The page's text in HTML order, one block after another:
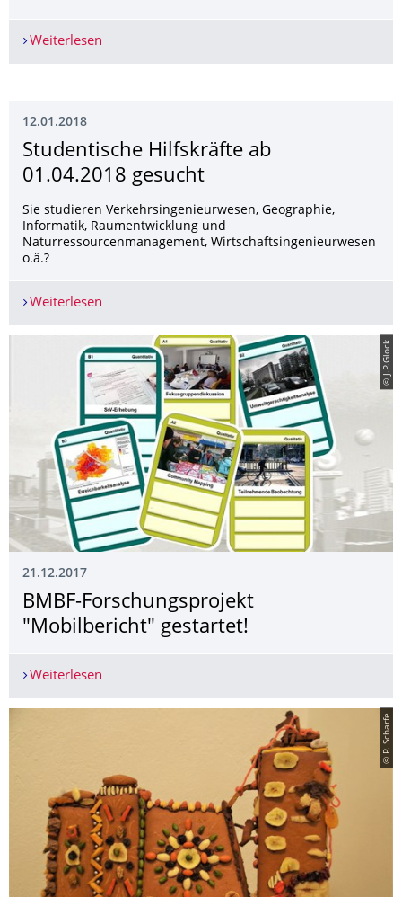
Weiterlesen
12.01.2018
Studentische Hilfskräfte ab
01.04.2018 gesucht
Sie studieren Verkehrsingenieurwesen, Geographie,
Informatik, Raumentwicklung und
Naturressourcenmanagement, Wirtschaftsingenieurwesen
o.ä.?
Weiterlesen
© J.P.Glock
21.12.2017
BMBF-Forschungsprojekt
"Mobilbericht" gestartet!
Weiterlesen
© P. Scharfe